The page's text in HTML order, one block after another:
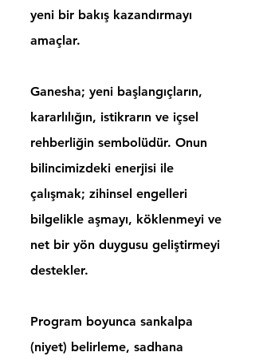
yeni bir bakış kazandırmayı
amaçlar.
Ganesha; yeni başlangıçların,
kararlılığın, istikrarın ve içsel
rehberliğin sembolüdür. Onun
bilincimizdeki enerjisi ile
çalışmak; zihinsel engelleri
bilgelikle aşmayı, köklenmeyi ve
net bir yön duygusu geliştirmeyi
destekler.
Program boyunca sankalpa
(niyet) belirleme, sadhana